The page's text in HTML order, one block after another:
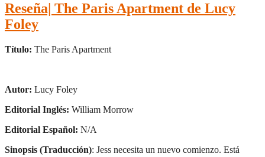
Reseña| The Paris Apartment de Lucy
Foley
Título: The Paris Apartment
Autor: Lucy Foley
Editorial Inglés: William Morrow
Editorial Español: N/A
Sinopsis (Traducción): Jess necesita un nuevo comienzo. Está